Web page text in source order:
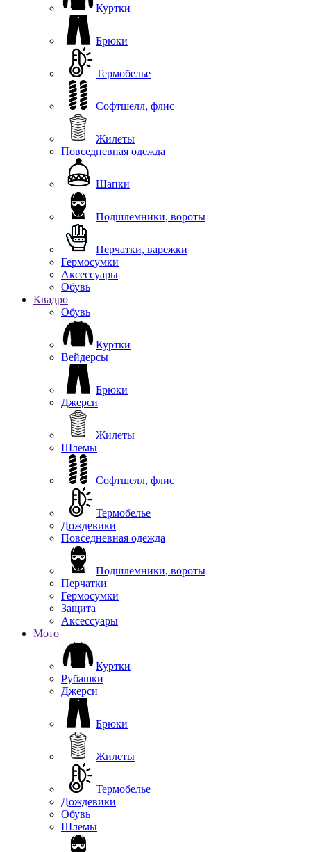
Куртки
Брюки
Термобелье
Софтшелл, флис
Жилеты
Повседневная одежда
Шапки
Подшлемники, вороты
Перчатки, варежки
Гермосумки
Аксессуары
Обувь
Квадро
Обувь
Куртки
Вейдерсы
Брюки
Джерси
Жилеты
Шлемы
Софтшелл, флис
Термобелье
Дождевики
Повседневная одежда
Подшлемники, вороты
Перчатки
Гермосумки
Защита
Аксессуары
Мото
Куртки
Рубашки
Джерси
Брюки
Жилеты
Термобелье
Дождевики
Обувь
Шлемы